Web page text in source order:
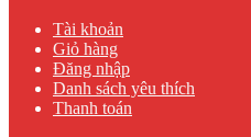
Tài khoản
Giỏ hàng
Đăng nhập
Danh sách yêu thích
Thanh toán